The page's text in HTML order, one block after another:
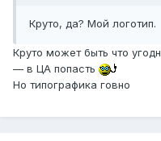
Круто, да? Мой логотип.
Круто может быть что
— в ЦА попасть
Но типографика говно